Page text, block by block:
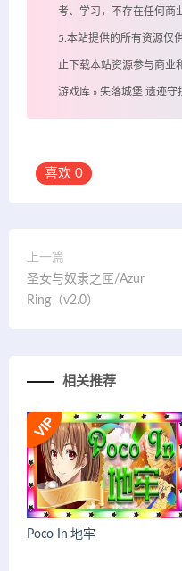
考、学习，不存在任何商
5.本站提供的所有资源仅
止下载本站资源参与商业
游戏库 » 失落城堡 遗迹守
喜欢 0
上一篇
圣女与奴隶之匣/Azur
Ring（v2.0）
相关推荐
Poco In 地牢